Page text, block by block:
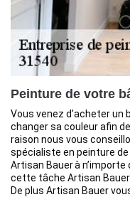
Peinture de votre
Vous venez d’acheter
changer sa couleur afin
raison nous vous
spécialiste en peinture
Artisan Bauer à
cette tâche Artisan
De plus Artisan Bauer